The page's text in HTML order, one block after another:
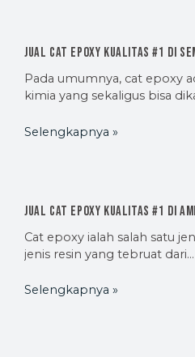
Jual Cat Epoxy Kualitas #1 di
Pada umumnya, cat epoxy
kimia yang sekaligus bisa
Selengkapnya »
Jual Cat Epoxy Kualitas #1 di
Cat epoxy ialah salah satu
jenis resin yang tebruat dari…
Selengkapnya »